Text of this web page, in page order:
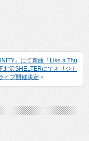
」にて新曲「Like a Thu
北沢SHELTERにてオリジナ
イブ開催決定 »